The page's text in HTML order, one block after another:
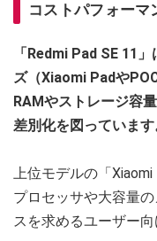
コストパフォーマ
「Redmi Pad SE 11
ズ（Xiaomi Padや
RAMやストレージ容
差別化を図っています
上位モデルの「
プロセッサや大容量
スを求めるユーザー向